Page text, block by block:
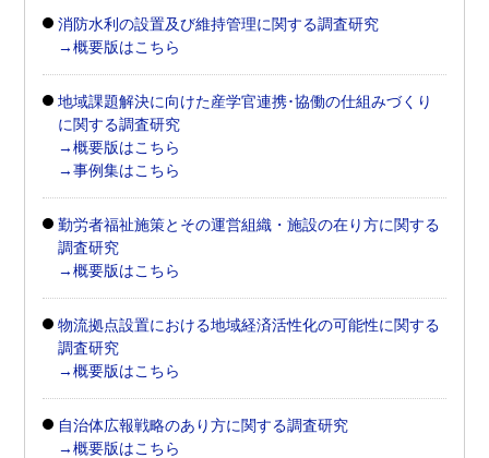
消防水利の設置及び維持管理に関する調査研究
→概要版はこちら
地域課題解決に向けた産学官連携･協働の仕組みづくり
に関する調査研究
→概要版はこちら
→事例集はこちら
勤労者福祉施策とその運営組織・施設の在り方に関する
調査研究
→概要版はこちら
物流拠点設置における地域経済活性化の可能性に関する
調査研究
→概要版はこちら
自治体広報戦略のあり方に関する調査研究
→概要版はこちら